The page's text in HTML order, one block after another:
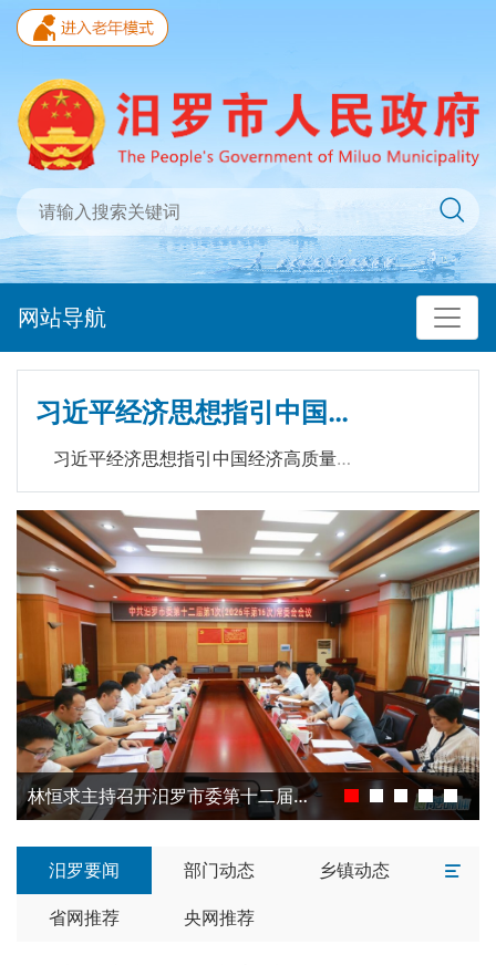
网站导航
习近平经济思想指引中国经济高质量发展行稳致远
习近平经济思想指引中国经济高质量发展行稳致远
林恒求主持召开汨罗市委第十二届第一次常委会会议
汨罗要闻 部门动态 乡镇动态
省网推荐 央网推荐